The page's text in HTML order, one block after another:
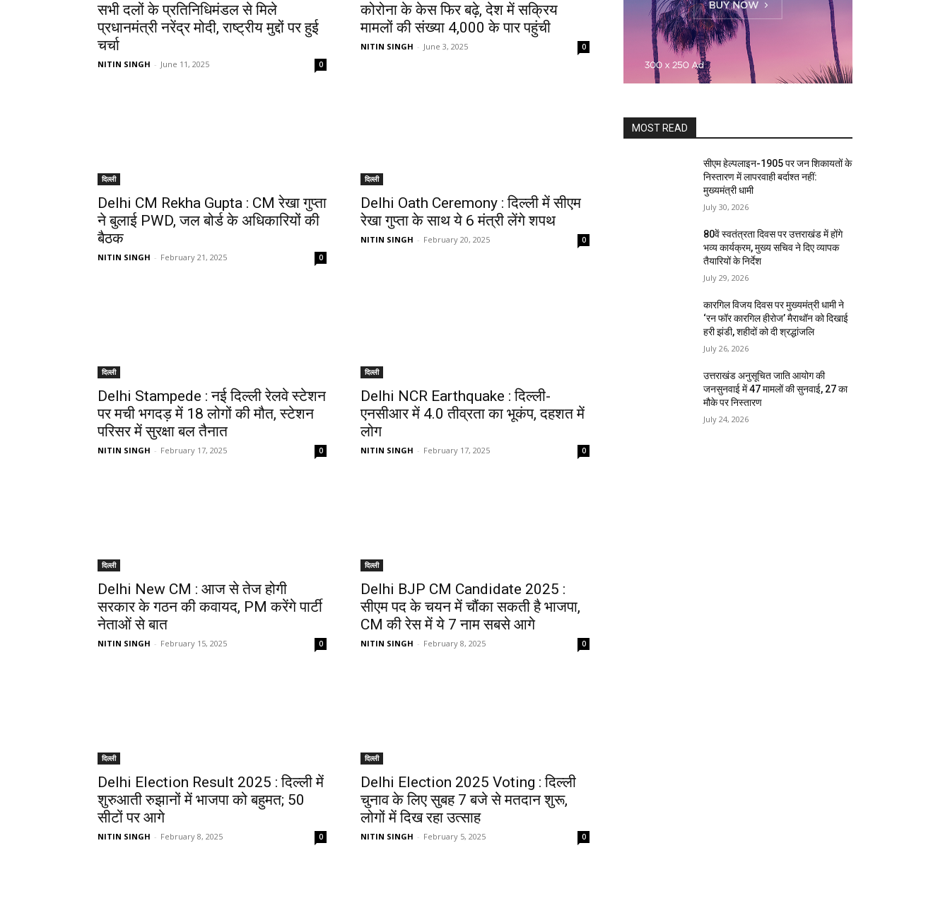
सभी दलों के प्रतिनिधिमंडल से मिले
प्रधानमंत्री नरेंद्र मोदी, राष्ट्रीय मुद्दों पर हुई
चर्चा
NITIN SINGH - June 11, 2025 0
कोरोना के केस फिर बढ़े, देश में सक्रिय
मामलों की संख्या 4,000 के पार पहुंची
NITIN SINGH - June 3, 2025 0
दिल्ली
Delhi CM Rekha Gupta : CM रेखा गुप्ता
ने बुलाई PWD, जल बोर्ड के अधिकारियों की
बैठक
NITIN SINGH - February 21, 2025 0
दिल्ली
Delhi Oath Ceremony : दिल्ली में सीएम
रेखा गुप्ता के साथ ये 6 मंत्री लेंगे शपथ
NITIN SINGH - February 20, 2025 0
दिल्ली
Delhi Stampede : नई दिल्ली रेलवे स्टेशन
पर मची भगदड़ में 18 लोगों की मौत, स्टेशन
परिसर में सुरक्षा बल तैनात
NITIN SINGH - February 17, 2025 0
दिल्ली
Delhi NCR Earthquake : दिल्ली-
एनसीआर में 4.0 तीव्रता का भूकंप, दहशत में
लोग
NITIN SINGH - February 17, 2025 0
दिल्ली
Delhi New CM : आज से तेज होगी
सरकार के गठन की कवायद, PM करेंगे पार्टी
नेताओं से बात
NITIN SINGH - February 15, 2025 0
दिल्ली
Delhi BJP CM Candidate 2025 :
सीएम पद के चयन में चौंका सकती है भाजपा,
CM की रेस में ये 7 नाम सबसे आगे
NITIN SINGH - February 8, 2025 0
दिल्ली
Delhi Election Result 2025 : दिल्ली में
शुरुआती रुझानों में भाजपा को बहुमत; 50
सीटों पर आगे
NITIN SINGH - February 8, 2025 0
दिल्ली
Delhi Election 2025 Voting : दिल्ली
चुनाव के लिए सुबह 7 बजे से मतदान शुरू,
लोगों में दिख रहा उत्साह
NITIN SINGH - February 5, 2025 0
MOST READ
सीएम हेल्पलाइन-1905 पर जन शिकायतों के
निस्तारण में लापरवाही बर्दाश्त नहीं:
मुख्यमंत्री धामी
July 30, 2026
80वें स्वतंत्रता दिवस पर उत्तराखंड में होंगे
भव्य कार्यक्रम, मुख्य सचिव ने दिए व्यापक
तैयारियों के निर्देश
July 29, 2026
कारगिल विजय दिवस पर मुख्यमंत्री धामी ने
‘रन फॉर कारगिल हीरोज’ मैराथॉन को दिखाई
हरी झंडी, शहीदों को दी श्रद्धांजलि
July 26, 2026
उत्तराखंड अनुसूचित जाति आयोग की
जनसुनवाई में 47 मामलों की सुनवाई, 27 का
मौके पर निस्तारण
July 24, 2026